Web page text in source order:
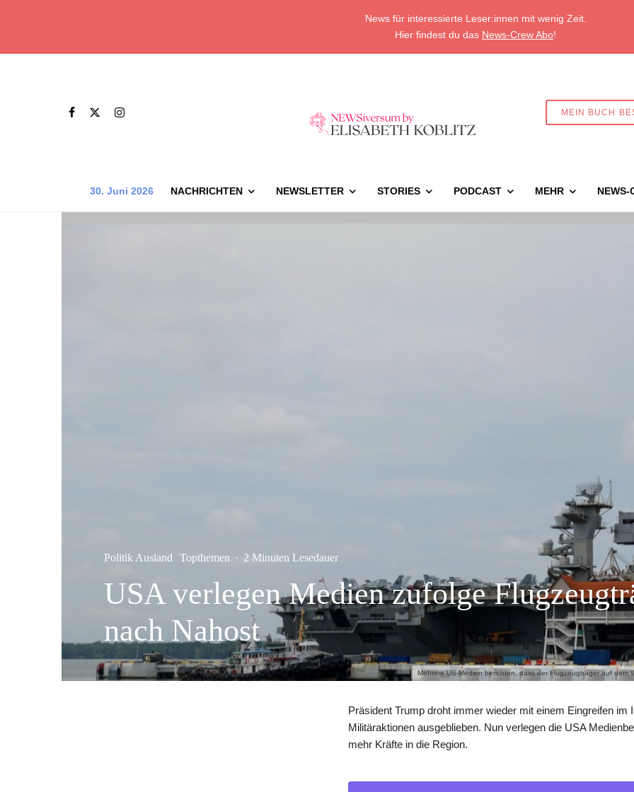
News für interessierte Leser:innen mit wenig Zeit.
Hier findest du das News-Crew Abo!
MEIN BUCH
30. Juni 2026 NACHRICHTEN NEWSLETTER STORIES PODCAST MEHR NEWS-
Mehrere US-Medien berichten, dass der Flugzeugträger auf
Politik Ausland Topthemen · 2 Minuten Lesedauer
USA verlegen Medien zufolge
nach Nahost
Präsident Trump droht immer wieder mit einem Eingreifen im
Militäraktionen ausgeblieben. Nun verlegen die USA
mehr Kräfte in die Region.